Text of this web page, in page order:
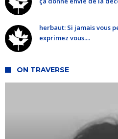
herbaut: Si jamais vous
exprimez vous....
ON TRAVERSE